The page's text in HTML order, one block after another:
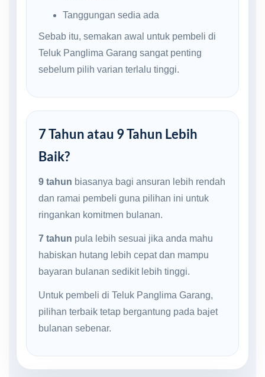
Tanggungan sedia ada
Sebab itu, semakan awal untuk pembeli di
Teluk Panglima Garang sangat penting
sebelum pilih varian terlalu tinggi.
7 Tahun atau 9 Tahun Lebih
Baik?
9 tahun biasanya bagi ansuran lebih rendah
dan ramai pembeli guna pilihan ini untuk
ringankan komitmen bulanan.
7 tahun pula lebih sesuai jika anda mahu
habiskan hutang lebih cepat dan mampu
bayaran bulanan sedikit lebih tinggi.
Untuk pembeli di Teluk Panglima Garang,
pilihan terbaik tetap bergantung pada bajet
bulanan sebenar.